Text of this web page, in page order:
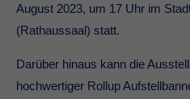
August 2023, um 17 Uhr im
(Rathaussaal) statt.
Darüber hinaus kann die
hochwertiger Rollup